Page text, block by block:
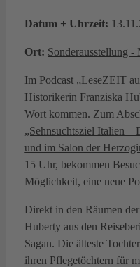
Datum + Uhrzeit:
Ort: Sonderausstellung -
Im Podcast „LeseZEIT
Historikerin Franziska
Wort kommen. Zum
„Sehnsuchtsziel Italien –
und im Salon der
15 Uhr, bekommen
Möglichkeit, eine neue
Direkt in den Räumen
Huberty aus den
Sagan. Die älteste
ihren Pflegetöchtern für